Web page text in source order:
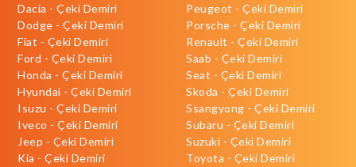
Dacia - Çeki Demiri
Dodge - Çeki Demiri
Fiat - Çeki Demiri
Ford - Çeki Demiri
Honda - Çeki Demiri
Hyundai - Çeki Demiri
Isuzu - Çeki Demiri
Iveco - Çeki Demiri
Jeep - Çeki Demiri
Kia - Çeki Demiri
Peugeot - Çeki Demiri
Porsche - Çeki Demiri
Renault - Çeki Demiri
Saab - Çeki Demiri
Seat - Çeki Demiri
Skoda - Çeki Demiri
Ssangyong - Çeki Demiri
Subaru - Çeki Demiri
Suzuki - Çeki Demiri
Toyota - Çeki Demiri